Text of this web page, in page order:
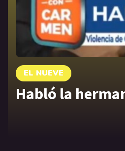
EL NUEVE
Habló la